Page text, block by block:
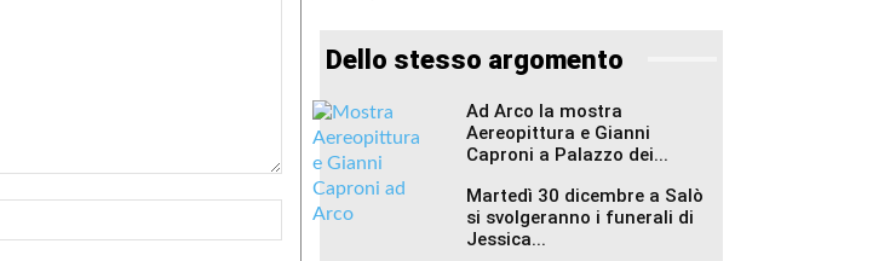
Nome:*
Dello stesso argomento
Ad Arco la mostra
Aereopittura e Gianni
Caproni a Palazzo dei...
Martedì 30 dicembre a Salò
si svolgeranno i funerali di
Jessica...